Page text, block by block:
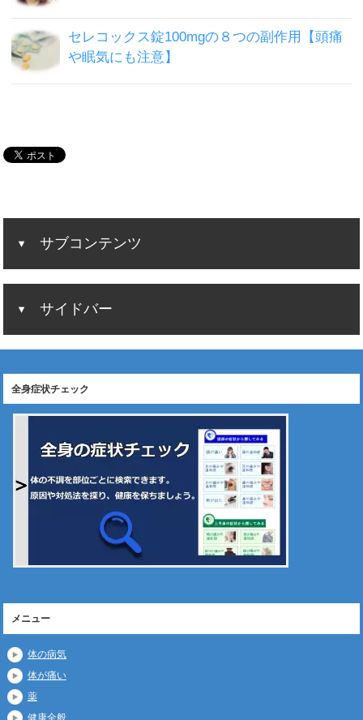
セレコックス錠100mgの８つの副作用【頭痛
や眠気にも注意】
サブコンテンツ
サイドバー
全身症状チェック
メニュー
体の病気
体が痛い
薬
健康全般